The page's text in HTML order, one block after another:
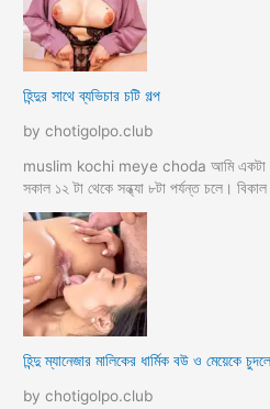
হিন্দুর সাথে ব্যভিচার চটি গল্প
by chotigolpo.club
muslim kochi meye choda আমি একটা
সকাল ১২ টা থেকে সন্ধ্যা ৮টা পর্যন্ত চলে।
হিন্দু ম্যানেজার মালিকের ধার্মিক বউ ও মেয়েকে
by chotigolpo.club